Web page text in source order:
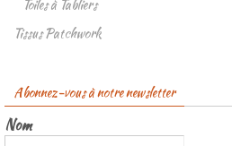
Toiles à Tabliers
Tissus Patchwork
Abonnez-vous à notre newsletter
Nom